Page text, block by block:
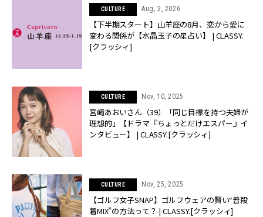
CULTURE Aug, 2, 2026
【下半期スタート】山羊座の8月、恋から愛に
変わる関係が【水晶玉子の星占い】 | CLASSY.
[クラッシィ]
CULTURE Nov, 10, 2025
宮﨑あおいさん（39）「同じ目標を持つ夫婦が
理想的」【ドラマ『ちょっとだけエスパー』イ
ンタビュー】 | CLASSY.[クラッシィ]
CULTURE Nov, 25, 2025
【ゴルフ女子SNAP】ゴルフウェアの賢い“普段
着MIX”の方法って？ | CLASSY.[クラッシィ]